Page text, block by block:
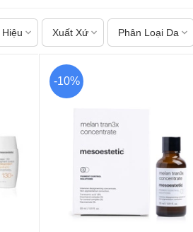
Xuất Xứ Phân Loại Da
-10%